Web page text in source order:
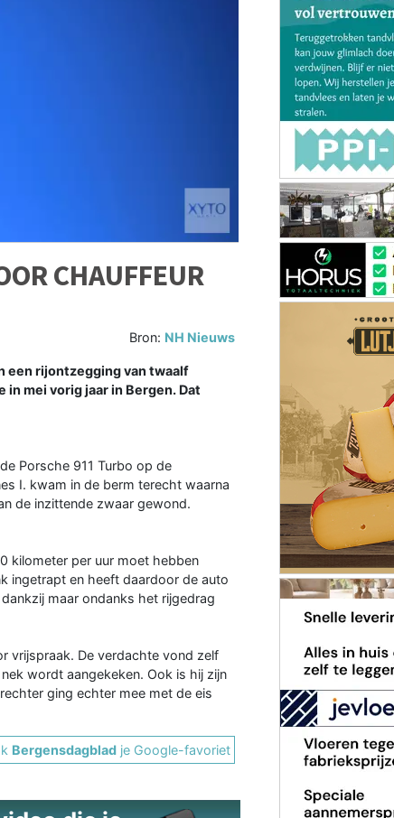
CHAUFFEUR
Bron: NH Nieuws
een rijontzegging van twaalf
mei vorig jaar in Bergen. Dat
Porsche 911 Turbo op de
I. kwam in de berm terecht waarna
de inzittende zwaar gewond.
kilometer per uur moet hebben
ingetrapt en heeft daardoor de auto
maar ondanks het rijgedrag
vrijspraak. De verdachte vond zelf
wordt aangekeken. Ook is hij zijn
ging echter mee met de eis
Bergensdagblad je Google-favoriet